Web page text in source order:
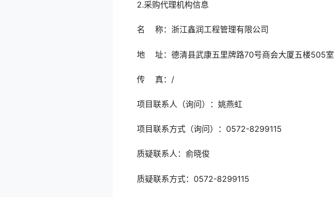
2.采购代理机构信息
名 称：浙江鑫润工程管理有限公司
地 址：德清县武康五里牌路70号商会大厦五楼505室
传 真：/
项目联系人（询问）：姚燕虹
项目联系方式（询问）：0572-8299115
质疑联系人：俞晓俊
质疑联系方式：0572-8299115